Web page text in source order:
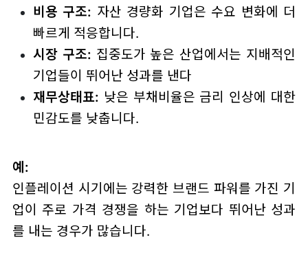
비용 구조: 자산 경량화 기업은 수요 변화에 더
빠르게 적응합니다.
시장 구조: 집중도가 높은 산업에서는 지배적인
기업들이 뛰어난 성과를 낸다
재무상태표: 낮은 부채비율은 금리 인상에 대한
민감도를 낮춥니다.
예:
인플레이션 시기에는 강력한 브랜드 파워를 가진 기
업이 주로 가격 경쟁을 하는 기업보다 뛰어난 성과
를 내는 경우가 많습니다.